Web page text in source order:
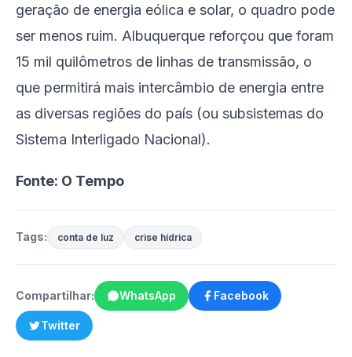
geração de energia eólica e solar, o quadro pode
ser menos ruim. Albuquerque reforçou que foram
15 mil quilômetros de linhas de transmissão, o
que permitirá mais intercâmbio de energia entre
as diversas regiões do país (ou subsistemas do
Sistema Interligado Nacional).
Fonte: O Tempo
Tags: conta de luz crise hídrica
Compartilhar: WhatsApp Facebook
Twitter